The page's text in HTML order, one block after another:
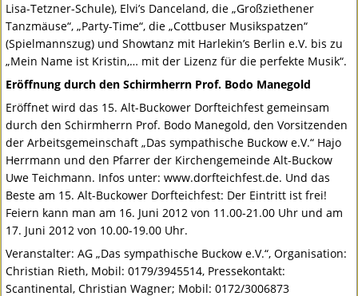
Lisa-Tetzner-Schule), Elvi’s Danceland, die „Großziethener
Tanzmäuse“, „Party-Time“, die „Cottbuser Musikspatzen“
(Spielmannszug) und Showtanz mit Harlekin’s Berlin e.V. bis zu
„Mein Name ist Kristin,… mit der Lizenz für die perfekte Musik“.
Eröffnung durch den Schirmherrn Prof. Bodo Manegold
Eröffnet wird das 15. Alt-Buckower Dorfteichfest gemeinsam
durch den Schirmherrn Prof. Bodo Manegold, den Vorsitzenden
der Arbeitsgemeinschaft „Das sympathische Buckow e.V.“ Hajo
Herrmann und den Pfarrer der Kirchengemeinde Alt-Buckow
Uwe Teichmann. Infos unter: www.dorfteichfest.de. Und das
Beste am 15. Alt-Buckower Dorfteichfest: Der Eintritt ist frei!
Feiern kann man am 16. Juni 2012 von 11.00-21.00 Uhr und am
17. Juni 2012 von 10.00-19.00 Uhr.
Veranstalter: AG „Das sympathische Buckow e.V.“, Organisation:
Christian Rieth, Mobil: 0179/3945514, Pressekontakt:
Scantinental, Christian Wagner; Mobil: 0172/3006873